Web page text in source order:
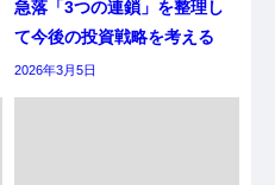
急落「3つの連鎖」を整理し
て今後の投資戦略を考える
2026年3月5日